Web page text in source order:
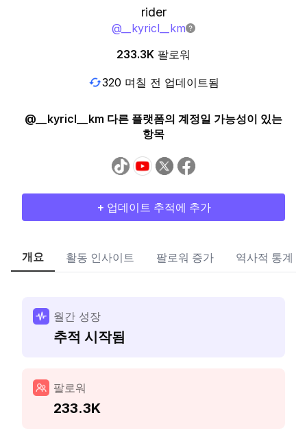
rider
@ __kyricl__km
233.3K 팔로워
320 며칠 전 업데이트됨
@__kyricl__km 다른 플랫폼의 계정일 가능성이 있는
항목
+ 업데이트 추적에 추가
개요 활동 인사이트 팔로워 증가 역사적 통계
월간 성장
추적 시작됨
팔로워
233.3K